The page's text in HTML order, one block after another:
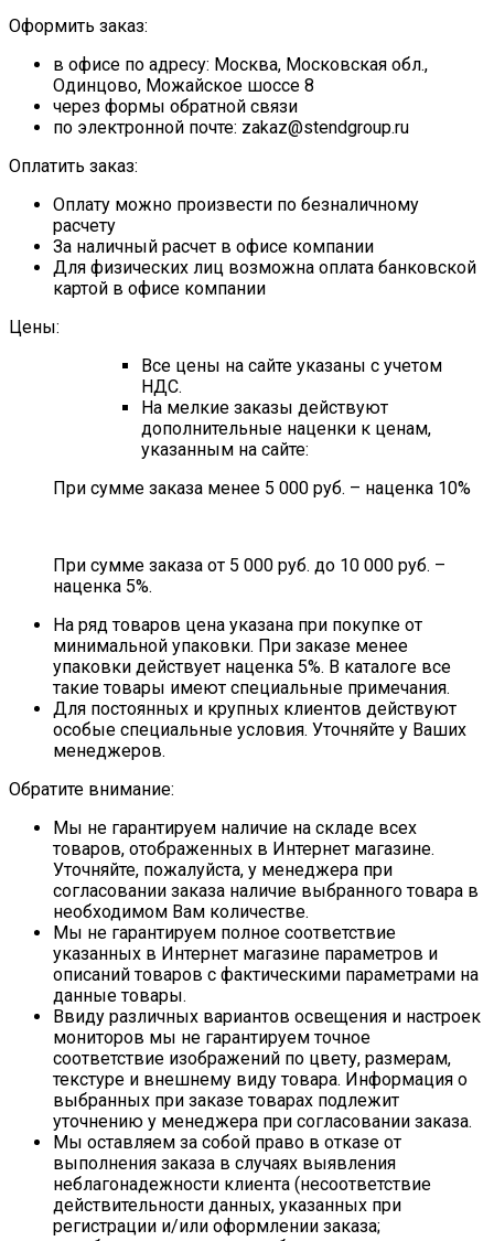
Оформить заказ:
в офисе по адресу: Москва, Московская обл.,
Одинцово, Можайское шоссе 8
через формы обратной связи
по электронной почте: zakaz@stendgroup.ru
Оплатить заказ:
Оплату можно произвести по безналичному
расчету
За наличный расчет в офисе компании
Для физических лиц возможна оплата банковской
картой в офисе компании
Цены:
Все цены на сайте указаны с учетом
НДС.
На мелкие заказы действуют
дополнительные наценки к ценам,
указанным на сайте:
При сумме заказа менее 5 000 руб. – наценка 10%
При сумме заказа от 5 000 руб. до 10 000 руб. –
наценка 5%.
На ряд товаров цена указана при покупке от
минимальной упаковки. При заказе менее
упаковки действует наценка 5%. В каталоге все
такие товары имеют специальные примечания.
Для постоянных и крупных клиентов действуют
особые специальные условия. Уточняйте у Ваших
менеджеров.
Обратите внимание:
Мы не гарантируем наличие на складе всех
товаров, отображенных в Интернет магазине.
Уточняйте, пожалуйста, у менеджера при
согласовании заказа наличие выбранного товара в
необходимом Вам количестве.
Мы не гарантируем полное соответствие
указанных в Интернет магазине параметров и
описаний товаров с фактическими параметрами на
данные товары.
Ввиду различных вариантов освещения и настроек
мониторов мы не гарантируем точное
соответствие изображений по цвету, размерам,
текстуре и внешнему виду товара. Информация о
выбранных при заказе товарах подлежит
уточнению у менеджера при согласовании заказа.
Мы оставляем за собой право в отказе от
выполнения заказа в случаях выявления
неблагонадежности клиента (несоответствие
действительности данных, указанных при
регистрации и/или оформлении заказа;